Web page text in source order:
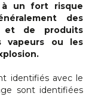
à un fort risque
des
et de produits
vapeurs ou les
identifiés avec le
sont identifiées